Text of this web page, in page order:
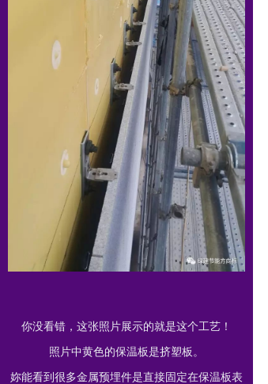
你没看错，这张照片展示的就是这个工艺！
照片中黄色的保温板是挤塑板。
妳能看到很多金属预埋件是直接固定在保温板表